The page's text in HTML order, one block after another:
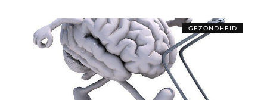
GEZONDHEID